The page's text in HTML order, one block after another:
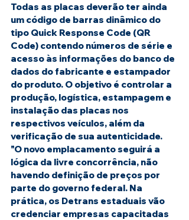
Todas as placas deverão ter ainda
um código de barras dinâmico do
tipo Quick Response Code (QR
Code) contendo números de série e
acesso às informações do banco de
dados do fabricante e estampador
do produto. O objetivo é controlar a
produção, logística, estampagem e
instalação das placas nos
respectivos veículos, além da
verificação de sua autenticidade.
"O novo emplacamento seguirá a
lógica da livre concorrência, não
havendo definição de preços por
parte do governo federal. Na
prática, os Detrans estaduais vão
credenciar empresas capacitadas